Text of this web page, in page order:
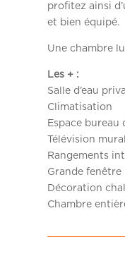
profitez ainsi
et bien équipé.
Une chambre
Les + :
Salle d’eau
Climatisation
Espace bureau
Télévision
Rangements
Grande fenêtre
Décoration
Chambre